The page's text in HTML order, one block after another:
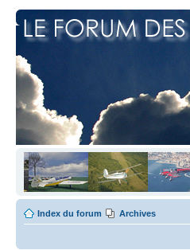
Index du forum Archives